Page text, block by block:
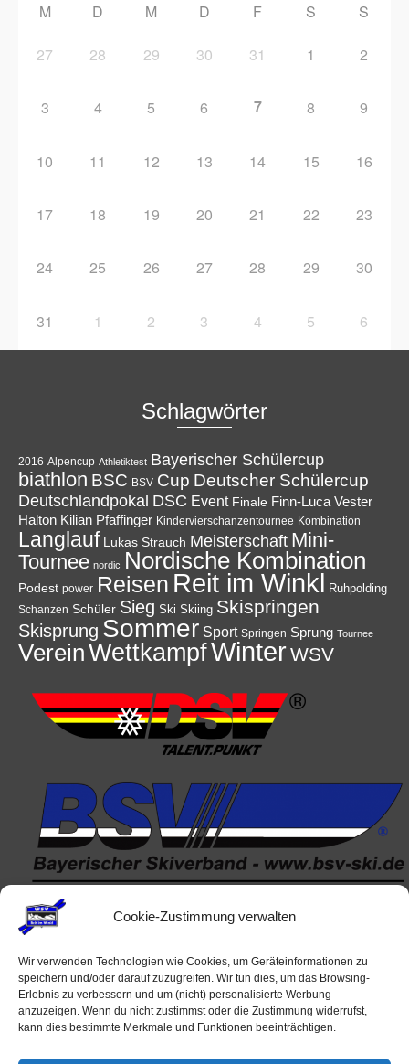
Cookie-Zustimmung verwalten
Wir verwenden Technologien wie Cookies, um Geräteinformationen zu
speichern und/oder darauf zuzugreifen. Wir tun dies, um das Browsing-
Erlebnis zu verbessern und um (nicht) personalisierte Werbung
anzuzeigen. Wenn du nicht zustimmst oder die Zustimmung widerrufst,
kann dies bestimmte Merkmale und Funktionen beeinträchtigen.
M D M D F S S
27 28 29 30 31 1 2
3 4 5 6 7 8 9
10 11 12 13 14 15 16
17 18 19 20 21 22 23
24 25 26 27 28 29 30
31 1 2 3 4 5 6
Schlagwörter
2016 Alpencup Athletiktest Bayerischer Schülercup
biathlon BSC BSV Cup Deutscher Schülercup
Deutschlandpokal DSC Event Finale Finn-Luca Vester
Halton Kilian Pfaffinger Kindervierschanzentournee Kombination
Langlauf Lukas Strauch Meisterschaft Mini-
Tournee nordic Nordische Kombination
Podest power Reisen Reit im Winkl Ruhpolding
Schanzen Schüler Sieg Ski Skiing Skispringen
Skisprung Sommer Sport Springen Sprung Tournee
VereinWettkampfWinterWSV
Veranstaltungen
Keine Veranstaltungen